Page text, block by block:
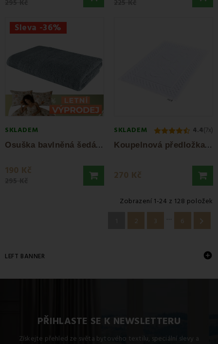
Sleva -36%
SKLADEM
O
suška bavlněná šedá 70x140 cm Bella EMI
190 Kč
SKLADEM 4.4(7x)
K
oupelnová předložka bílá EMI
270 Kč
Zobrazení 1-24 z 128 položek
2 3 … 6 
LEFT BANNER 
PŘIHLASTE SE K NEWSLETTERU
Získejte přehled ze světa bytového textilu, speciální slevy a